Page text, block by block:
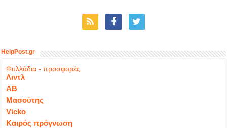
HelpPost.gr
Φυλλάδια - προσφορές
Λιντλ
ΑΒ
Μασούτης
Vicko
Καιρός πρόγνωση